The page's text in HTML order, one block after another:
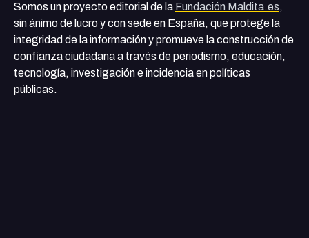
Somos un proyecto editorial de la Fundación Maldita.es,
sin ánimo de lucro y con sede en España, que protege la
integridad de la información y promueve la construcción de
confianza ciudadana a través de periodismo, educación,
tecnología, investigación e incidencia en políticas
públicas.